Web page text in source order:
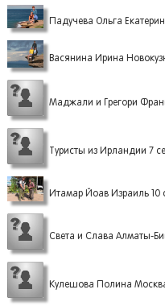
Падучева Ольга
Васянина Ирина
Маджали и Грегори
Туристы из Ирландии 7
Итамар Йоав Израиль 10
Света и Слава Алматы-
Кулешова Полина